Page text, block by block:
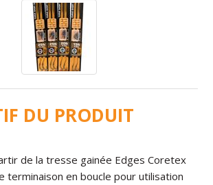
DU PRODUIT
de la tresse gainée Edges Coretex
terminaison en boucle pour utilisation